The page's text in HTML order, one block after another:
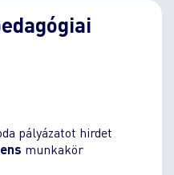
pályázatot hirdet
munkakör